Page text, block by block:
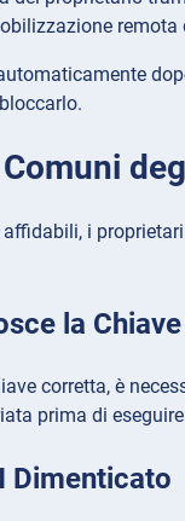
remota
i
la Chiave
corretta, è
prima di
Dimenticato